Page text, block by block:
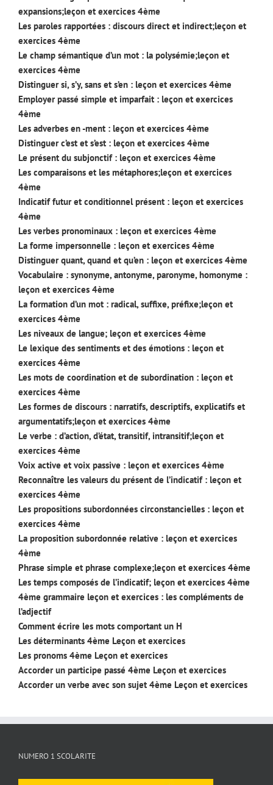
expansions;leçon et exercices 4ème
Les paroles rapportées : discours direct et indirect;leçon et
exercices 4ème
Le champ sémantique d’un mot : la polysémie;leçon et
exercices 4ème
Distinguer si, s’y, sans et s’en : leçon et exercices 4ème
Employer passé simple et imparfait : leçon et exercices
4ème
Les adverbes en -ment : leçon et exercices 4ème
Distinguer c’est et s’est : leçon et exercices 4ème
Le présent du subjonctif : leçon et exercices 4ème
Les comparaisons et les métaphores;leçon et exercices
4ème
Indicatif futur et conditionnel présent : leçon et exercices
4ème
Les verbes pronominaux : leçon et exercices 4ème
La forme impersonnelle : leçon et exercices 4ème
Distinguer quant, quand et qu’en : leçon et exercices 4ème
Vocabulaire : synonyme, antonyme, paronyme, homonyme :
leçon et exercices 4ème
La formation d’un mot : radical, suffixe, préfixe;leçon et
exercices 4ème
Les niveaux de langue; leçon et exercices 4ème
Le lexique des sentiments et des émotions : leçon et
exercices 4ème
Les mots de coordination et de subordination : leçon et
exercices 4ème
Les formes de discours : narratifs, descriptifs, explicatifs et
argumentatifs;leçon et exercices 4ème
Le verbe : d’action, d’état, transitif, intransitif;leçon et
exercices 4ème
Voix active et voix passive : leçon et exercices 4ème
Reconnaître les valeurs du présent de l’indicatif : leçon et
exercices 4ème
Les propositions subordonnées circonstancielles : leçon et
exercices 4ème
La proposition subordonnée relative : leçon et exercices
4ème
Phrase simple et phrase complexe;leçon et exercices 4ème
Les temps composés de l’indicatif; leçon et exercices 4ème
4ème grammaire leçon et exercices : les compléments de
l’adjectif
Comment écrire les mots comportant un H
Les déterminants 4ème Leçon et exercices
Les pronoms 4ème Leçon et exercices
Accorder un participe passé 4ème Leçon et exercices
Accorder un verbe avec son sujet 4ème Leçon et exercices
NUMERO 1 SCOLARITE